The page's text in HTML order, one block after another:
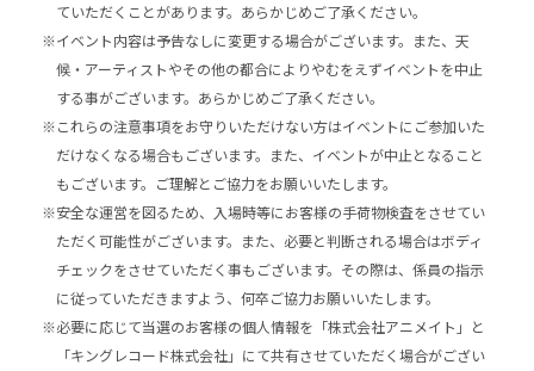
ていただくことがあります。あらかじめご了承ください。
※イベント内容は予告なしに変更する場合がございます。また、天
候・アーティストやその他の都合によりやむをえずイベントを中止
する事がございます。あらかじめご了承ください。
※これらの注意事項をお守りいただけない方はイベントにご参加いた
だけなくなる場合もございます。また、イベントが中止となること
もございます。ご理解とご協力をお願いいたします。
※安全な運営を図るため、入場時等にお客様の手荷物検査をさせてい
ただく可能性がございます。また、必要と判断される場合はボディ
チェックをさせていただく事もございます。その際は、係員の指示
に従っていただきますよう、何卒ご協力お願いいたします。
※必要に応じて当選のお客様の個人情報を「株式会社アニメイト」と
「キングレコード株式会社」にて共有させていただく場合がござい